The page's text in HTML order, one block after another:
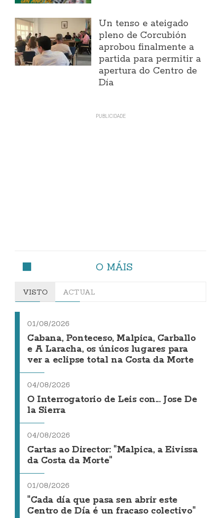
Un tenso e ateigado
pleno de Corcubión
aprobou finalmente a
partida para permitir a
apertura do Centro de
Día
O MÁIS
VISTO ACTUAL
01/08/2026
Cabana, Ponteceso, Malpica, Carballo
e A Laracha, os únicos lugares para
ver a eclipse total na Costa da Morte
04/08/2026
O Interrogatorio de Leis con... Jose De
la Sierra
04/08/2026
Cartas ao Director: "Malpica, a Eivissa
da Costa da Morte"
01/08/2026
"Cada día que pasa sen abrir este
Centro de Día é un fracaso colectivo"